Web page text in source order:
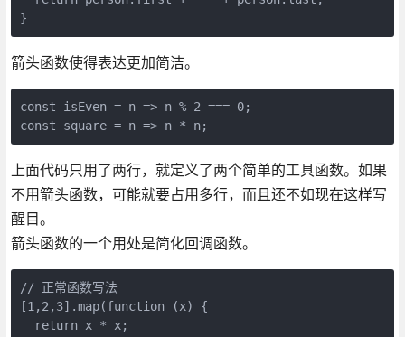
}
箭头函数使得表达更加简洁。
const isEven = n => n % 2 === 0;
const square = n => n * n;
上面代码只用了两行，就定义了两个简单的工具函数。如果
不用箭头函数，可能就要占用多行，而且还不如现在这样写
醒目。
箭头函数的一个用处是简化回调函数。
// 正常函数写法
[1,2,3].map(function (x) {
  return x * x;